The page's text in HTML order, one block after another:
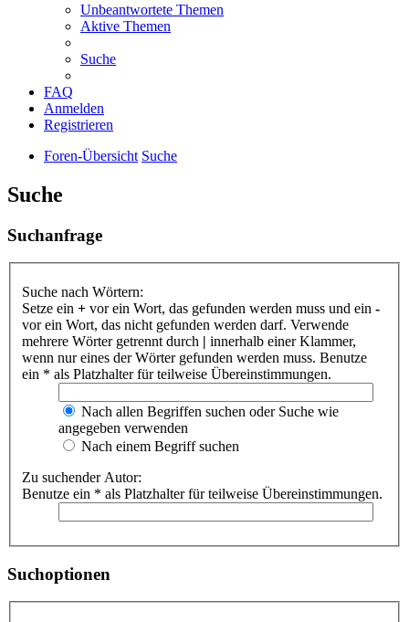
Unbeantwortete Themen
Aktive Themen
Suche
FAQ
Anmelden
Registrieren
Foren-Übersicht Suche
Suche
Suchanfrage
Suche nach Wörtern:
Setze ein + vor ein Wort, das gefunden werden muss und ein -
vor ein Wort, das nicht gefunden werden darf. Verwende
mehrere Wörter getrennt durch | innerhalb einer Klammer,
wenn nur eines der Wörter gefunden werden muss. Benutze
ein * als Platzhalter für teilweise Übereinstimmungen.
Nach allen Begriffen suchen oder Suche wie
angegeben verwenden
Nach einem Begriff suchen
Zu suchender Autor:
Benutze ein * als Platzhalter für teilweise Übereinstimmungen.
Suchoptionen